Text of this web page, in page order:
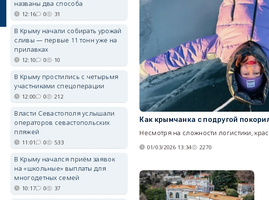
Как крымчанка с подругой
Несмотря на сложности логистики,
01/03/2026 13:34 2270
названы два способа
12:16 0 31
В Крыму начали собирать урожай
сливы — первые 11 тонн уже на
прилавках
12:10 0 10
В Крыму простились с четырьмя
участниками спецоперации
12:00 0 212
Власти Севастополя услышали
операторов севастопольских
пляжей
11:01 0 533
В Крыму начался приём заявок
на «школьные» выплаты для
многодетных семей
10:17 0 37